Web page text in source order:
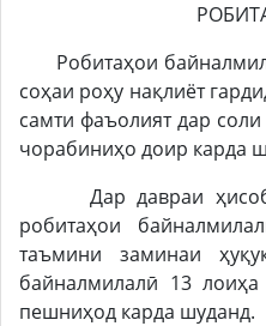
РОБИТАҲОИ
Робитаҳои
соҳаи роҳу нақлиёт
самти фаъолият дар
чорабиниҳо доир карда
Дар давраи
робитаҳои
таъмини заминаи
байналмилалӣ 13
пешниҳод карда шуданд.